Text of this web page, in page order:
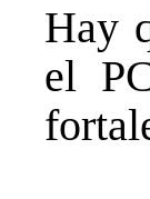
Hay
el